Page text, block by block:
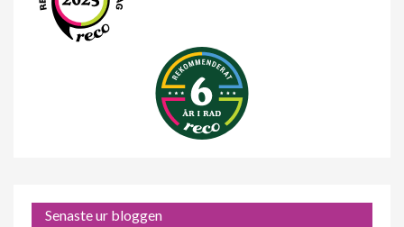
Senaste ur bloggen